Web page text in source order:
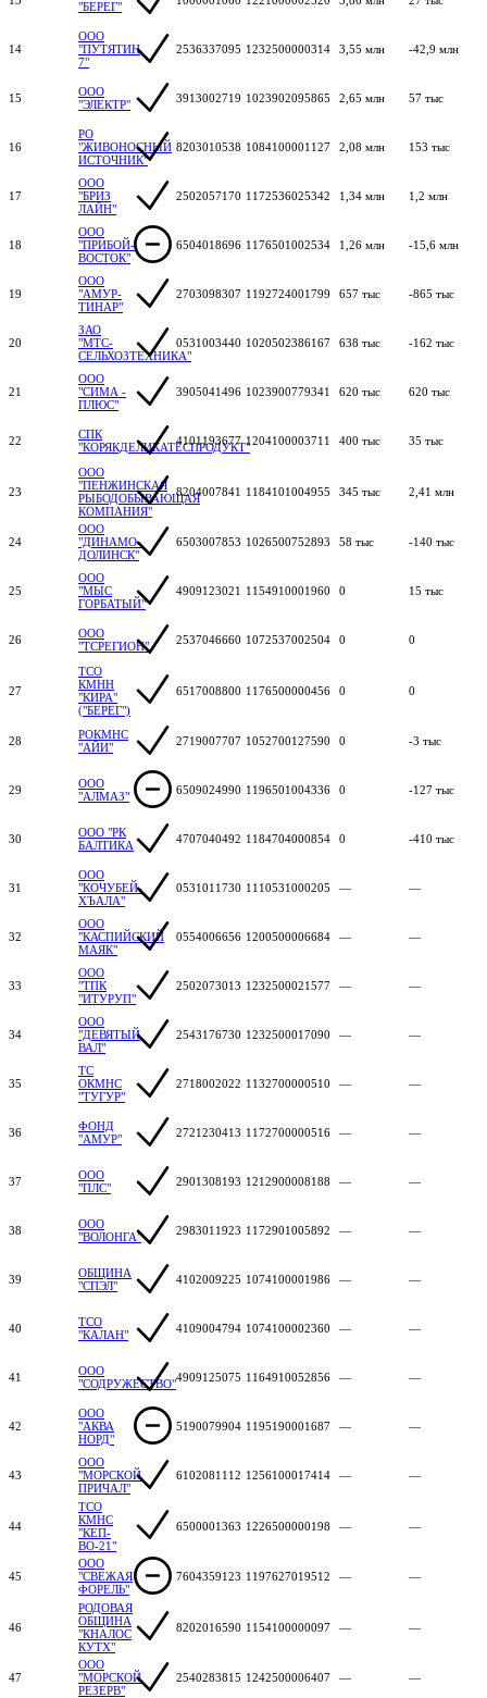
"БЕРЕГ"
14
ООО
"ПУТЯТИН
7"
2536337095 1232500000314 3,55 млн -42,9 млн
15
ООО
"ЭЛЕКТР"
3913002719 1023902095865 2,65 млн 57 тыс
16
РО
"ЖИВОНОСНЫЙ
ИСТОЧНИК"
8203010538 1084100001127 2,08 млн 153 тыс
17
ООО
"БРИЗ
ЛАЙН"
2502057170 1172536025342 1,34 млн 1,2 млн
18
ООО
"ПРИБОЙ-
ВОСТОК"
6504018696 1176501002534 1,26 млн -15,6 млн
19
ООО
"АМУР-
ТИНАР"
2703098307 1192724001799 657 тыс -865 тыс
20
ЗАО
"МТС-
СЕЛЬХОЗТЕХНИКА"
0531003440 1020502386167 638 тыс -162 тыс
21
ООО
"СИМА -
ПЛЮС"
3905041496 1023900779341 620 тыс 620 тыс
22
СПК
"КОРЯКДЕЛИКАТЕСПРОДУКТ"
4101193677 1204100003711 400 тыс 35 тыс
23
ООО
"ПЕНЖИНСКАЯ
РЫБОДОБЫВАЮЩАЯ
КОМПАНИЯ"
8204007841 1184101004955 345 тыс 2,41 млн
24
ООО
"ДИНАМО-
ДОЛИНСК"
6503007853 1026500752893 58 тыс -140 тыс
25
ООО
"МЫС
ГОРБАТЫЙ"
4909123021 1154910001960 0 15 тыс
26
ООО
"ТСРЕГИОН"
2537046660 1072537002504 0 0
27
ТСО
КМНН
"КИРА"
("БЕРЕГ")
6517008800 1176500000456 0 0
28
РОКМНС
"АЙИ"
2719007707 1052700127590 0 -3 тыс
29
ООО
"АЛМАЗ"
6509024990 1196501004336 0 -127 тыс
30
ООО "РК
БАЛТИКА
4707040492 1184704000854 0 -410 тыс
31
ООО
"КОЧУБЕЙ-
ХЪАЛА"
0531011730 1110531000205 — —
32
ООО
"КАСПИЙСКИЙ
МАЯК"
0554006656 1200500006684 — —
33
ООО
"ТПК
"ИТУРУП"
2502073013 1232500021577 — —
34
ООО
"ДЕВЯТЫЙ
ВАЛ"
2543176730 1232500017090 — —
35
ТС
ОКМНС
"ТУГУР"
2718002022 1132700000510 — —
36
ФОНД
"АМУР"
2721230413 1172700000516 — —
37
ООО
"ПЛС"
2901308193 1212900008188 — —
38
ООО
"ВОЛОНГА"
2983011923 1172901005892 — —
39
ОБЩИНА
"СПЭЛ"
4102009225 1074100001986 — —
40
ТСО
"КАЛАН"
4109004794 1074100002360 — —
41
ООО
"СОДРУЖЕСТВО"4909125075 1164910052856 — —
42
ООО
"АКВА
НОРД"
5190079904 1195190001687 — —
43
ООО
"МОРСКОЙ
ПРИЧАЛ"
6102081112 1256100017414 — —
44
ТСО
КМНС
"КЕП-
ВО-21"
6500001363 1226500000198 — —
45
ООО
"СВЕЖАЯ
ФОРЕЛЬ"
7604359123 1197627019512 — —
46
РОДОВАЯ
ОБЩИНА
"КНАЛОС
КУТХ"
8202016590 1154100000097 — —
47
ООО
"МОРСКОЙ
РЕЗЕРВ"
2540283815 1242500006407 — —